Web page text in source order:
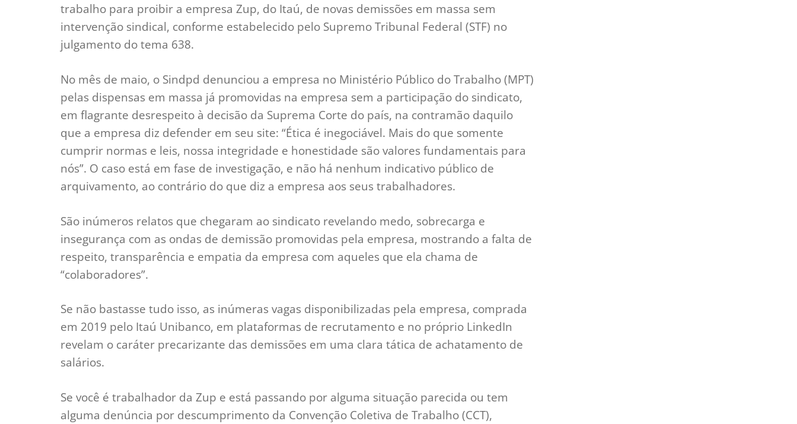
trabalho para proibir a empresa Zup, do Itaú, de novas demissões em massa sem
intervenção sindical, conforme estabelecido pelo Supremo Tribunal Federal (STF) no
julgamento do tema 638.
No mês de maio, o Sindpd denunciou a empresa no Ministério Público do Trabalho (MPT)
pelas dispensas em massa já promovidas na empresa sem a participação do sindicato,
em flagrante desrespeito à decisão da Suprema Corte do país, na contramão daquilo
que a empresa diz defender em seu site: “Ética é inegociável. Mais do que somente
cumprir normas e leis, nossa integridade e honestidade são valores fundamentais para
nós”. O caso está em fase de investigação, e não há nenhum indicativo público de
arquivamento, ao contrário do que diz a empresa aos seus trabalhadores.
São inúmeros relatos que chegaram ao sindicato revelando medo, sobrecarga e
insegurança com as ondas de demissão promovidas pela empresa, mostrando a falta de
respeito, transparência e empatia da empresa com aqueles que ela chama de
“colaboradores”.
Se não bastasse tudo isso, as inúmeras vagas disponibilizadas pela empresa, comprada
em 2019 pelo Itaú Unibanco, em plataformas de recrutamento e no próprio LinkedIn
revelam o caráter precarizante das demissões em uma clara tática de achatamento de
salários.
Se você é trabalhador da Zup e está passando por alguma situação parecida ou tem
alguma denúncia por descumprimento da Convenção Coletiva de Trabalho (CCT),